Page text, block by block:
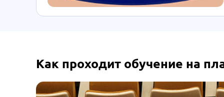
Как проходит обучение на